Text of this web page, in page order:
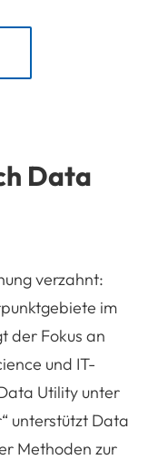
Data
verzahnt:
im
der Fokus an
und IT-
Utility unter
unterstützt Data
Methoden zur